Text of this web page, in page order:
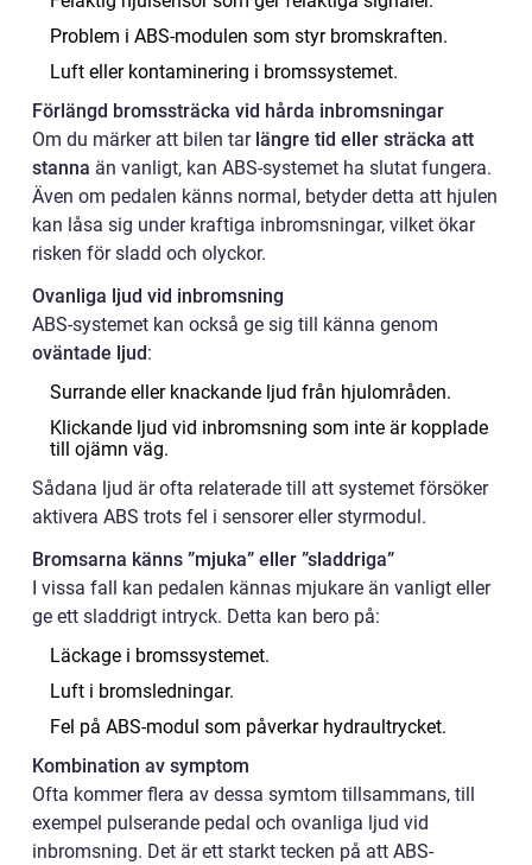
Problem i ABS-modulen som styr bromskraften.
Luft eller kontaminering i bromssystemet.
Förlängd bromssträcka vid hårda inbromsningar
Om du märker att bilen tar längre tid eller sträcka att
stanna än vanligt, kan ABS-systemet ha slutat fungera.
Även om pedalen känns normal, betyder detta att hjulen
kan låsa sig under kraftiga inbromsningar, vilket ökar
risken för sladd och olyckor.
Ovanliga ljud vid inbromsning
ABS-systemet kan också ge sig till känna genom
oväntade ljud:
Surrande eller knackande ljud från hjulområden.
Klickande ljud vid inbromsning som inte är kopplade
till ojämn väg.
Sådana ljud är ofta relaterade till att systemet försöker
aktivera ABS trots fel i sensorer eller styrmodul.
Bromsarna känns ”mjuka” eller ”sladdriga”
I vissa fall kan pedalen kännas mjukare än vanligt eller
ge ett sladdrigt intryck. Detta kan bero på:
Läckage i bromssystemet.
Luft i bromsledningar.
Fel på ABS-modul som påverkar hydraultrycket.
Kombination av symptom
Ofta kommer flera av dessa symtom tillsammans, till
exempel pulserande pedal och ovanliga ljud vid
inbromsning. Det är ett starkt tecken på att ABS-